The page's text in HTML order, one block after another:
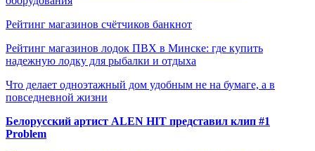
Рейтинг магазинов счётчиков банкнот
Рейтинг магазинов лодок ПВХ в Минске: где купить
надежную лодку для рыбалки и отдыха
Что делает одноэтажный дом удобным не на бумаге, а в
повседневной жизни
Белорусский артист ALEN HIT представил клип #1
Problem